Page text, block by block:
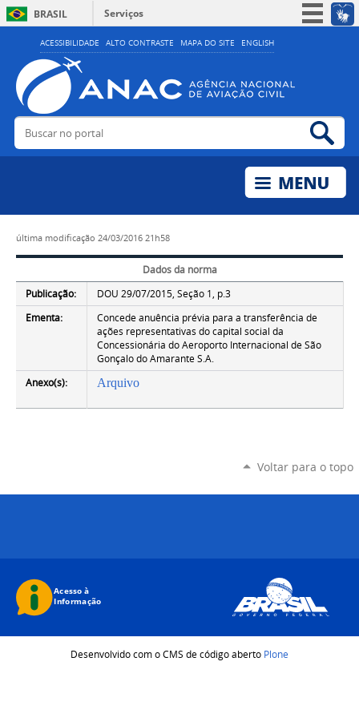
ACESSIBILIDADE ALTO CONTRASTE MAPA DO SITE ENGLISH
BRASIL
Serviços
Simplifique!
Acesso à informação
Legislação
Buscar no portal
última modificação 24/03/2016 21h58
Dados da norma
Publicação:
DOU 29/07/2015, Seção 1, p.3
Ementa:
Concede anuência prévia para a transferência de
ações representativas do capital social da
Concessionária do Aeroporto Internacional de São
Gonçalo do Amarante S.A.
Anexo(s):
Arquivo
Voltar para o topo
Desenvolvido com o CMS de código aberto Plone